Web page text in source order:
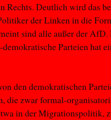
Rechts. Deutlich wird das
der Linken in die
sind alle außer der
Parteien hat
den demokratischen
die zwar formal-
in der Migrationspolitik,